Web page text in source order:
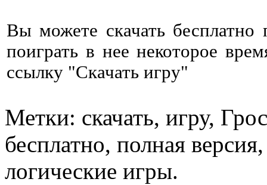
Вы можете скачать
поиграть в нее некоторое
ссылку "Скачать игру"
Метки: скачать, игру,
бесплатно, полная
логические игры.